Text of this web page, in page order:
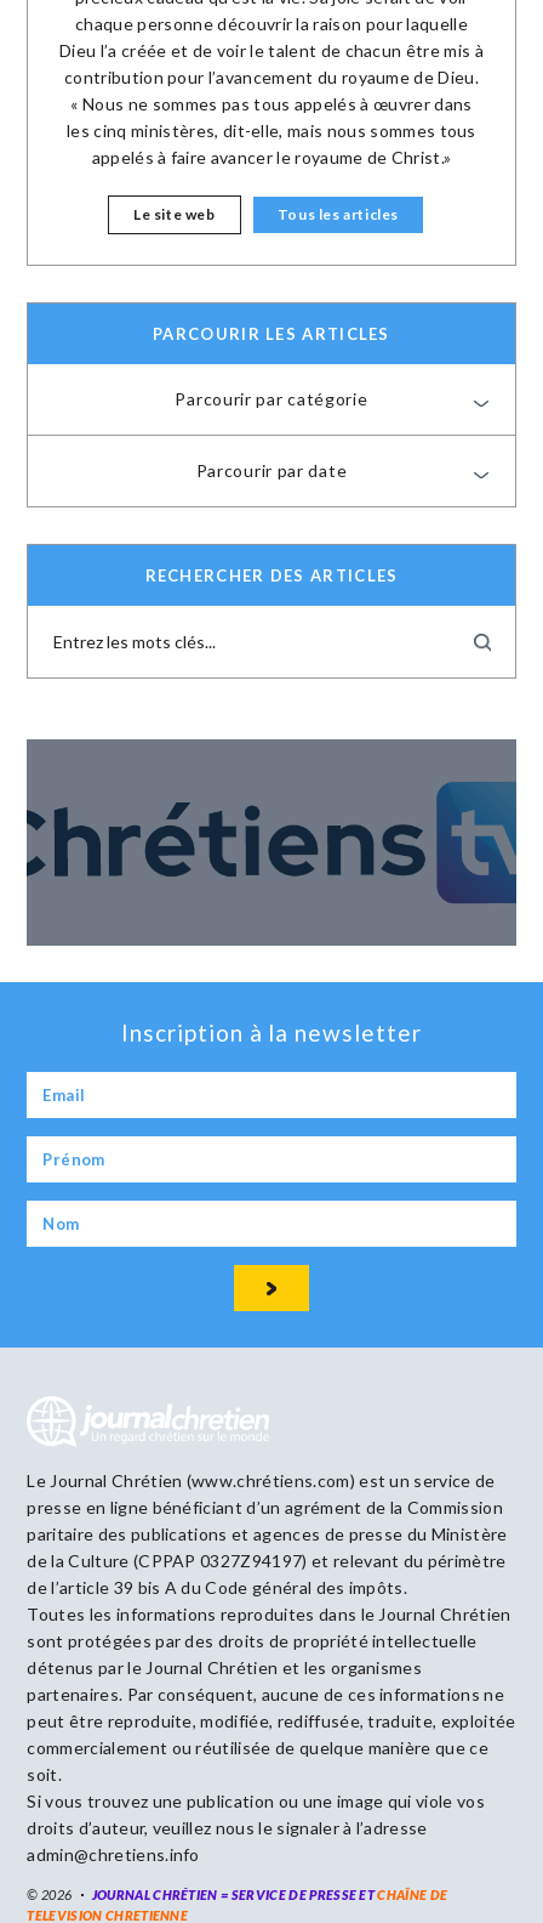
chaque personne découvrir la raison pour laquelle
Dieu l’a créée et de voir le talent de chacun être mis à
contribution pour l’avancement du royaume de Dieu.
« Nous ne sommes pas tous appelés à œuvrer dans
les cinq ministères, dit-elle, mais nous sommes tous
appelés à faire avancer le royaume de Christ.»
Le site web Tous les articles
PARCOURIR LES ARTICLES
Parcourir par catégorie
Parcourir par date
RECHERCHER DES ARTICLES
Inscription à la newsletter
Le Journal Chrétien (www.chrétiens.com) est un service de
presse en ligne bénéficiant d’un agrément de la Commission
paritaire des publications et agences de presse du Ministère
de la Culture (CPPAP 0327Z94197) et relevant du périmètre
de l’article 39 bis A du Code général des impôts.
Toutes les informations reproduites dans le Journal Chrétien
sont protégées par des droits de propriété intellectuelle
détenus par le Journal Chrétien et les organismes
partenaires. Par conséquent, aucune de ces informations ne
peut être reproduite, modifiée, rediffusée, traduite, exploitée
commercialement ou réutilisée de quelque manière que ce
soit.
Si vous trouvez une publication ou une image qui viole vos
droits d’auteur, veuillez nous le signaler à l’adresse
admin@chretiens.info
© 2026 JOURNAL CHRÉTIEN = SERVICE DE PRESSE ETCHAÎNE DE
TELEVISION CHRETIENNE